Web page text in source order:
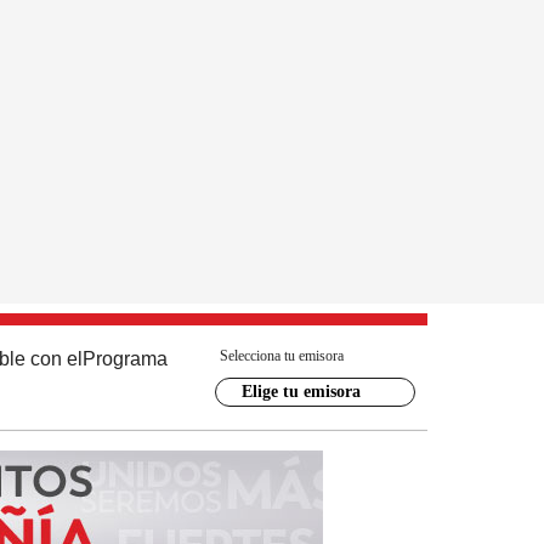
con el Programa Selecciona tu emisora
Elige tu emisora